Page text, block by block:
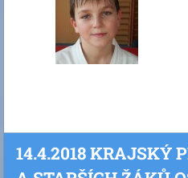
14.4.2018 KRAJSKÝ